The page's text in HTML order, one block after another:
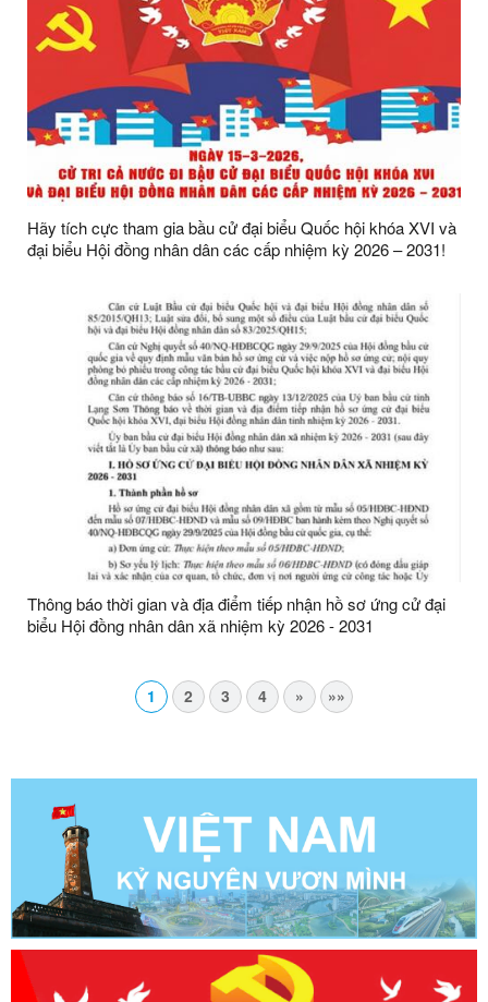
Hãy tích cực tham gia bầu cử đại biểu Quốc hội khóa XVI và
đại biểu Hội đồng nhân dân các cấp nhiệm kỳ 2026 – 2031!
Thông báo thời gian và địa điểm tiếp nhận hồ sơ ứng cử đại
biểu Hội đồng nhân dân xã nhiệm kỳ 2026 - 2031
1 2 3 4 » »»